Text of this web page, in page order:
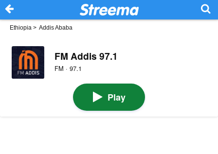
Ethiopia > Addis Ababa
FM Addis 97.1
FM · 97.1
Play